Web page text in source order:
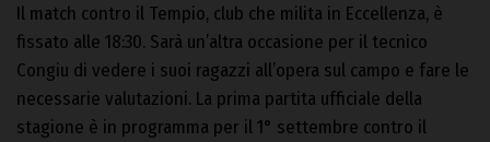
Il match contro il Tempio, club che milita in Eccellenza, è
fissato alle 18:30. Sarà un’altra occasione per il tecnico
Congiu di vedere i suoi ragazzi all’opera sul campo e fare le
necessarie valutazioni. La prima partita ufficiale della
stagione è in programma per il 1° settembre contro il